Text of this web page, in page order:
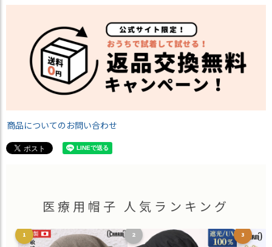
注意点
い。
ます。ご不安な事などございましたらお気
軽にお問い合わせ下さい。
関連商品
他の人気ビックワッチはこちら
他の人気ニット帽はこちら
カラー
・ブラック 黒色 BLACK
・ブラウン 茶色 BROWN
・ダークグレー 灰色 DARK GRAY
商品についてのお問い合わせ
医療用帽子 人気ランキング
1 2 3